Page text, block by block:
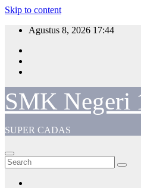
Skip to content
Agustus 8, 2026 17:44
SMK Negeri
SUPER CADAS